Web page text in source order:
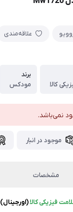
علاقه‌مندی
کالا
برند
مودکس
نمی‌باشد.
موجود در انبار
مشخصات
فیزیکی کالا(اورجینال)